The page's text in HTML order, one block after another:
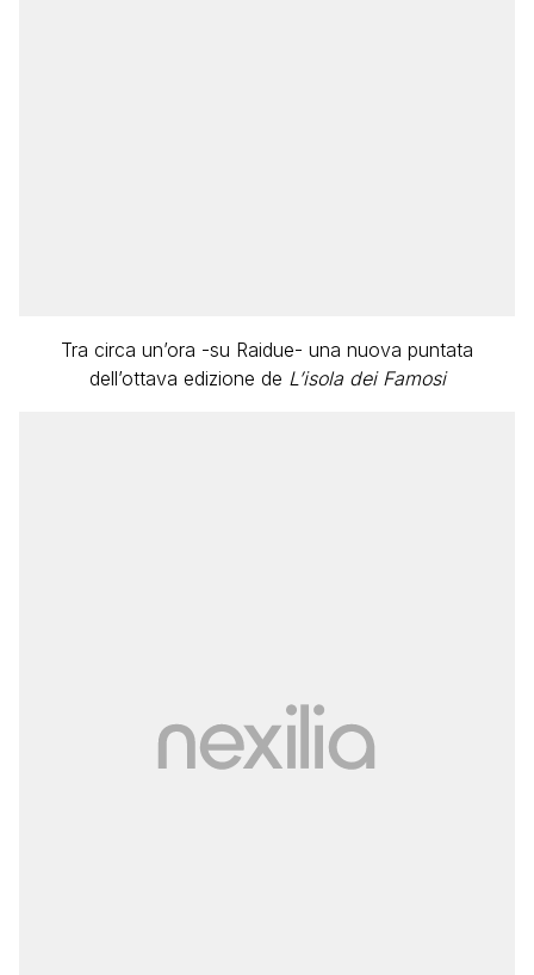
Tra circa un’ora -su Raidue- una nuova puntata
dell’ottava edizione de L’isola dei Famosi